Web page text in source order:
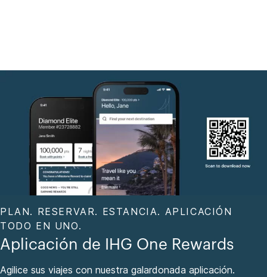
PLAN. RESERVAR. ESTANCIA. APLICACIÓN
TODO EN UNO.
Aplicación de IHG One Rewards
Agilice sus viajes con nuestra galardonada aplicación.